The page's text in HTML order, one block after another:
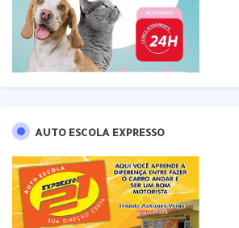
AUTO ESCOLA EXPRESSO